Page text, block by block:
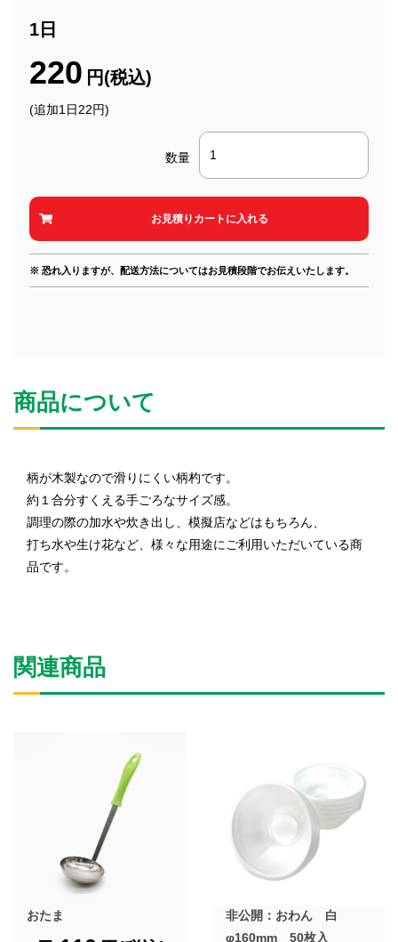
1日
220 円(税込)
(追加1日22円)
数量
※ 恐れ入りますが、配送方法についてはお見積段階でお伝えいたします。
商品について
柄が木製なので滑りにくい柄杓です。
約１合分すくえる手ごろなサイズ感。
調理の際の加水や炊き出し、模擬店などはもちろん、
打ち水や生け花など、様々な用途にご利用いただいている商
品です。
関連商品
おたま
非公開：おわん 白
φ160mm 50枚入